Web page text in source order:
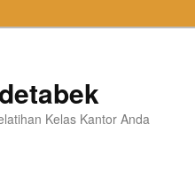
Kelas Kantor Anda